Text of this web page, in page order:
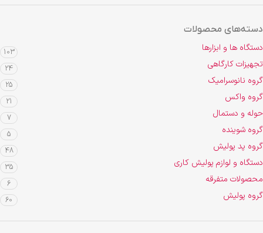
دسته‌های محصولات
دستگاه ها و ابزارها 103
تجهیزات کارگاهی 24
گروه نانوسرامیک 25
گروه واکس 21
حوله و دستمال 7
گروه شوینده 5
گروه پد پولیش 48
دستگاه و لوازم پولیش کاری 35
محصولات متفرقه 6
گروه پولیش 60